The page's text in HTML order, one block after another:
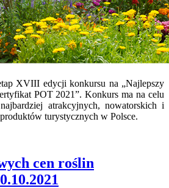
XVIII edycji konkursu na „Najlepszy
POT 2021”. Konkurs ma na celu
atrakcyjnych, nowatorskich i
turystycznych w Polsce.
cen roślin